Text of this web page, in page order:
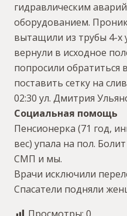
гидравлическим
оборудованием.
вытащили из трубы 4-х
вернули в исходное
попросили обратиться
поставить сетку на
02:30 ул. Дмитрия
Социальная помощь
Пенсионерка (71 год,
вес) упала на пол.
СМП и мы.
Врачи исключили
Спасатели подняли